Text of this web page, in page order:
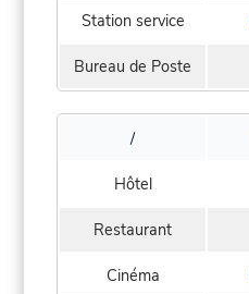
Station service
Bureau de Poste
/
Hôtel
Restaurant
Cinéma